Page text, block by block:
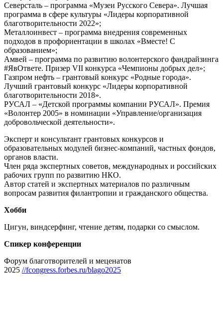
Северсталь – программа «Музеи Русского Севера». Лучшая
программа в сфере культуры «Лидеры корпоративной
благотворительности 2022»;
Металлоинвест – программа внедрения современных
подходов в профориентации в школах «Вместе! С
образованием»;
Амвей – программа по развитию волонтерского фандрайзинга
#ЯвОтвете. Призер VII конкурса «Чемпионы добрых дел»;
Газпром нефть – грантовый конкурс «Родные города».
Лучший грантовый конкурс «Лидеры корпоративной
благотворительности 2018».
РУСАЛ – «Детской программы компании РУСАЛ». Премия
«Волонтер 2005» в номинации «Управление/организация
добровольческой деятельности».
Эксперт и консультант грантовых конкурсов и
образовательных модулей бизнес-компаний, частных фондов,
органов власти.
Член ряда экспертных советов, международных и российских
рабочих групп по развитию НКО.
Автор статей и экспертных материалов по различным
вопросам развития филантропии и гражданского общества.
Хобби
Цигун, виндсерфинг, чтение детям, подарки со смыслом.
Спикер конференции
Форум благотворителей и меценатов
2025 //fcongress.forbes.ru/blago2025